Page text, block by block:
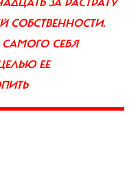
ЗА РАСТРАТУ
СОБСТВЕННОСТИ.
САМОГО СЕБЯ
ЕЕ